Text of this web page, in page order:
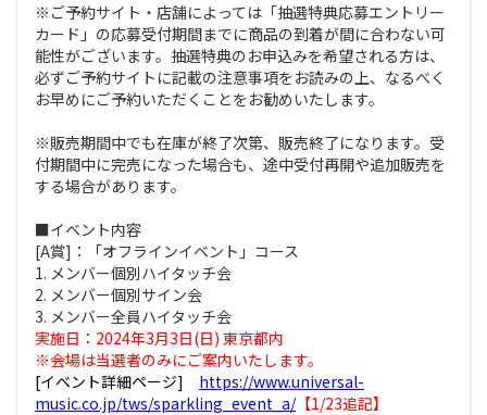
※ご予約サイト・店舗によっては「抽選特典応募エントリー
カード」の応募受付期間までに商品の到着が間に合わない可
能性がございます。抽選特典のお申込みを希望される方は、
必ずご予約サイトに記載の注意事項をお読みの上、なるべく
お早めにご予約いただくことをお勧めいたします。
※販売期間中でも在庫が終了次第、販売終了になります。受
付期間中に完売になった場合も、途中受付再開や追加販売を
する場合があります。
■イベント内容
[A賞]：「オフラインイベント」コース
1. メンバー個別ハイタッチ会
2. メンバー個別サイン会
3. メンバー全員ハイタッチ会
実施日：2024年3月3日(日) 東京都内
※会場は当選者のみにご案内いたします。
[イベント詳細ページ] https://www.universal-
music.co.jp/tws/sparkling_event_a/【1/23追記】